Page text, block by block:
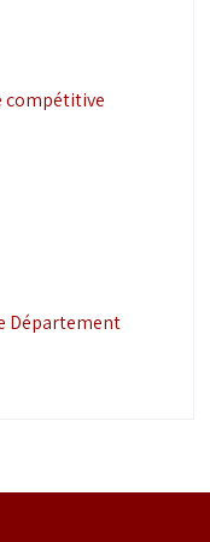
compétitive
Département